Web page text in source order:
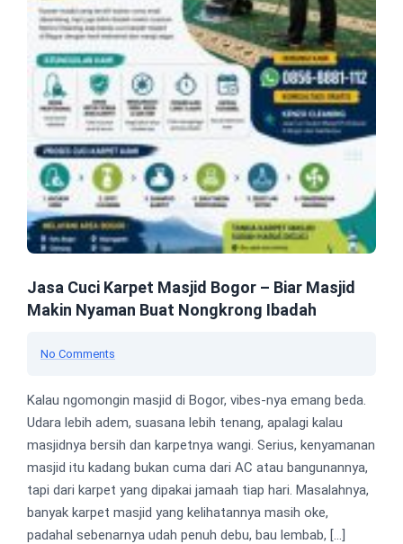
Jasa Cuci Karpet Masjid Bogor – Biar Masjid
Makin Nyaman Buat Nongkrong Ibadah
No Comments
Kalau ngomongin masjid di Bogor, vibes-nya emang beda.
Udara lebih adem, suasana lebih tenang, apalagi kalau
masjidnya bersih dan karpetnya wangi. Serius, kenyamanan
masjid itu kadang bukan cuma dari AC atau bangunannya,
tapi dari karpet yang dipakai jamaah tiap hari. Masalahnya,
banyak karpet masjid yang kelihatannya masih oke,
padahal sebenarnya udah penuh debu, bau lembab, […]